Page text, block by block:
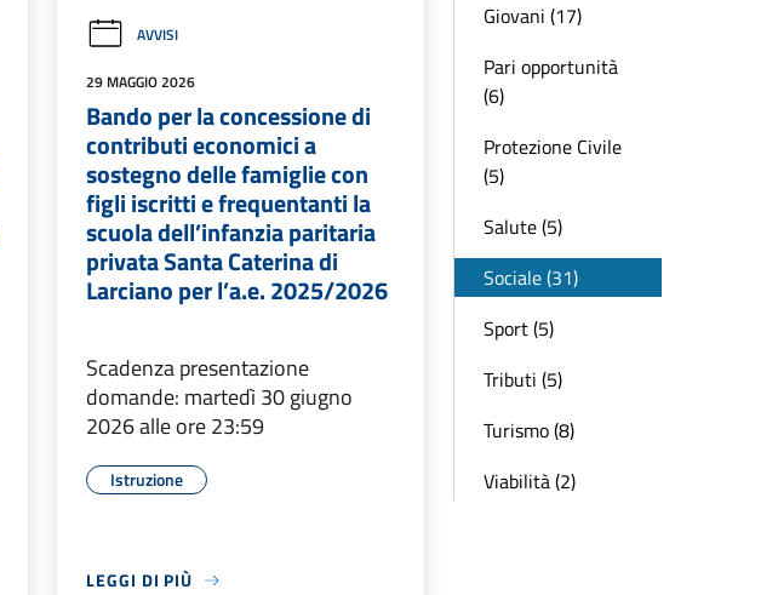
AVVISI
29 MAGGIO 2026
Bando per la concessione di
contributi economici a
sostegno delle famiglie con
figli iscritti e frequentanti la
scuola dell’infanzia paritaria
privata Santa Caterina di
Larciano per l’a.e. 2025/2026
Scadenza presentazione
domande: martedì 30 giugno
2026 alle ore 23:59
Istruzione
LEGGI DI PIÙ
Giovani (17)
Pari opportunità
(6)
Protezione Civile
(5)
Salute (5)
Sociale (31)
Sport (5)
Tributi (5)
Turismo (8)
Viabilità (2)